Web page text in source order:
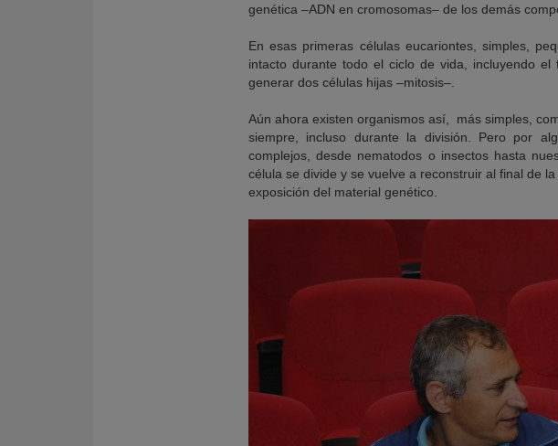
genética –ADN en cromosomas– de los demás
En esas primeras células eucariontes, simples,
intacto durante todo el ciclo de vida, incluyendo
generar dos células hijas –mitosis–.
Aún ahora existen organismos así, más simples,
siempre, incluso durante la división. Pero por
complejos, desde nematodos o insectos hasta
célula se divide y se vuelve a reconstruir al final de
exposición del material genético.